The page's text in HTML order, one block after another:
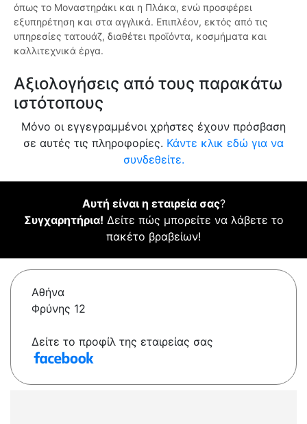
όπως το Μοναστηράκι και η Πλάκα, ενώ προσφέρει
εξυπηρέτηση και στα αγγλικά. Επιπλέον, εκτός από τις
υπηρεσίες τατουάζ, διαθέτει προϊόντα, κοσμήματα και
καλλιτεχνικά έργα.
Αξιολογήσεις από τους παρακάτω
ιστότοπους
Μόνο οι εγγεγραμμένοι χρήστες έχουν πρόσβαση
σε αυτές τις πληροφορίες. Κάντε κλικ εδώ για να
συνδεθείτε.
Αυτή είναι η εταιρεία σας?
Συγχαρητήρια! Δείτε πώς μπορείτε να λάβετε το
πακέτο βραβείων!
Αθήνα
Φρύνης 12
Δείτε το προφίλ της εταιρείας σας